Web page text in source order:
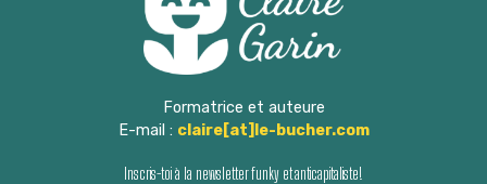
Formatrice et auteure
E-mail : claire[at]le-bucher.com
Inscris-toi à la newsletter funky et anticapitaliste!